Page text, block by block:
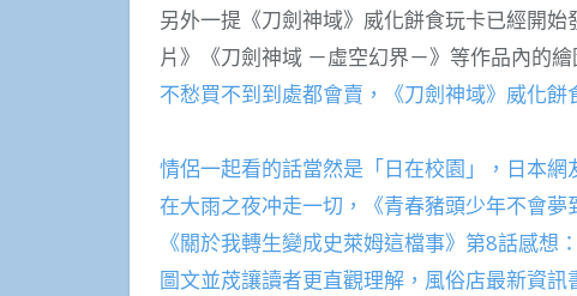
另外一提《刀劍神域》威化餅食玩卡已經開
片》《刀劍神域 －虛空幻界－》等作品內的繪
不愁買不到到處都會賣，《刀劍神域》威化餅
情侶一起看的話當然是「日在校園」，日本
在大雨之夜冲走一切，《青春豬頭少年不會
《關於我轉生變成史萊姆這檔事》第8話感想
圖文並荗讓讀者更直觀理解，風俗店最新資訊